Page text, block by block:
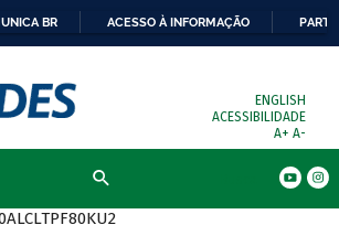
BR ACESSO À INFORMAÇÃO
ENGLISH
ACESSIBILIDADE
A+ A-